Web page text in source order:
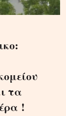
τα
!